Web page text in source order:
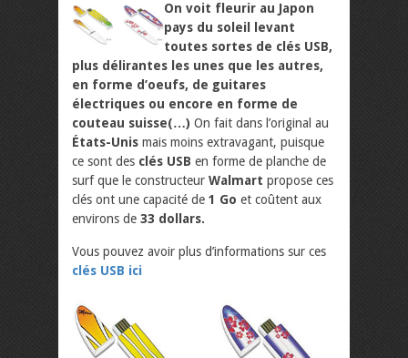
On voit fleurir au Japon
pays du soleil levant
toutes sortes de clés USB,
plus délirantes les unes que les autres,
en forme d’oeufs, de guitares
électriques ou encore en forme de
couteau suisse(…) On fait dans l’original au
États-Unis mais moins extravagant, puisque
ce sont des clés USB en forme de planche de
surf que le constructeur Walmart propose ces
clés ont une capacité de 1 Go et coûtent aux
environs de 33 dollars.
Vous pouvez avoir plus d’informations sur ces
clés USB ici